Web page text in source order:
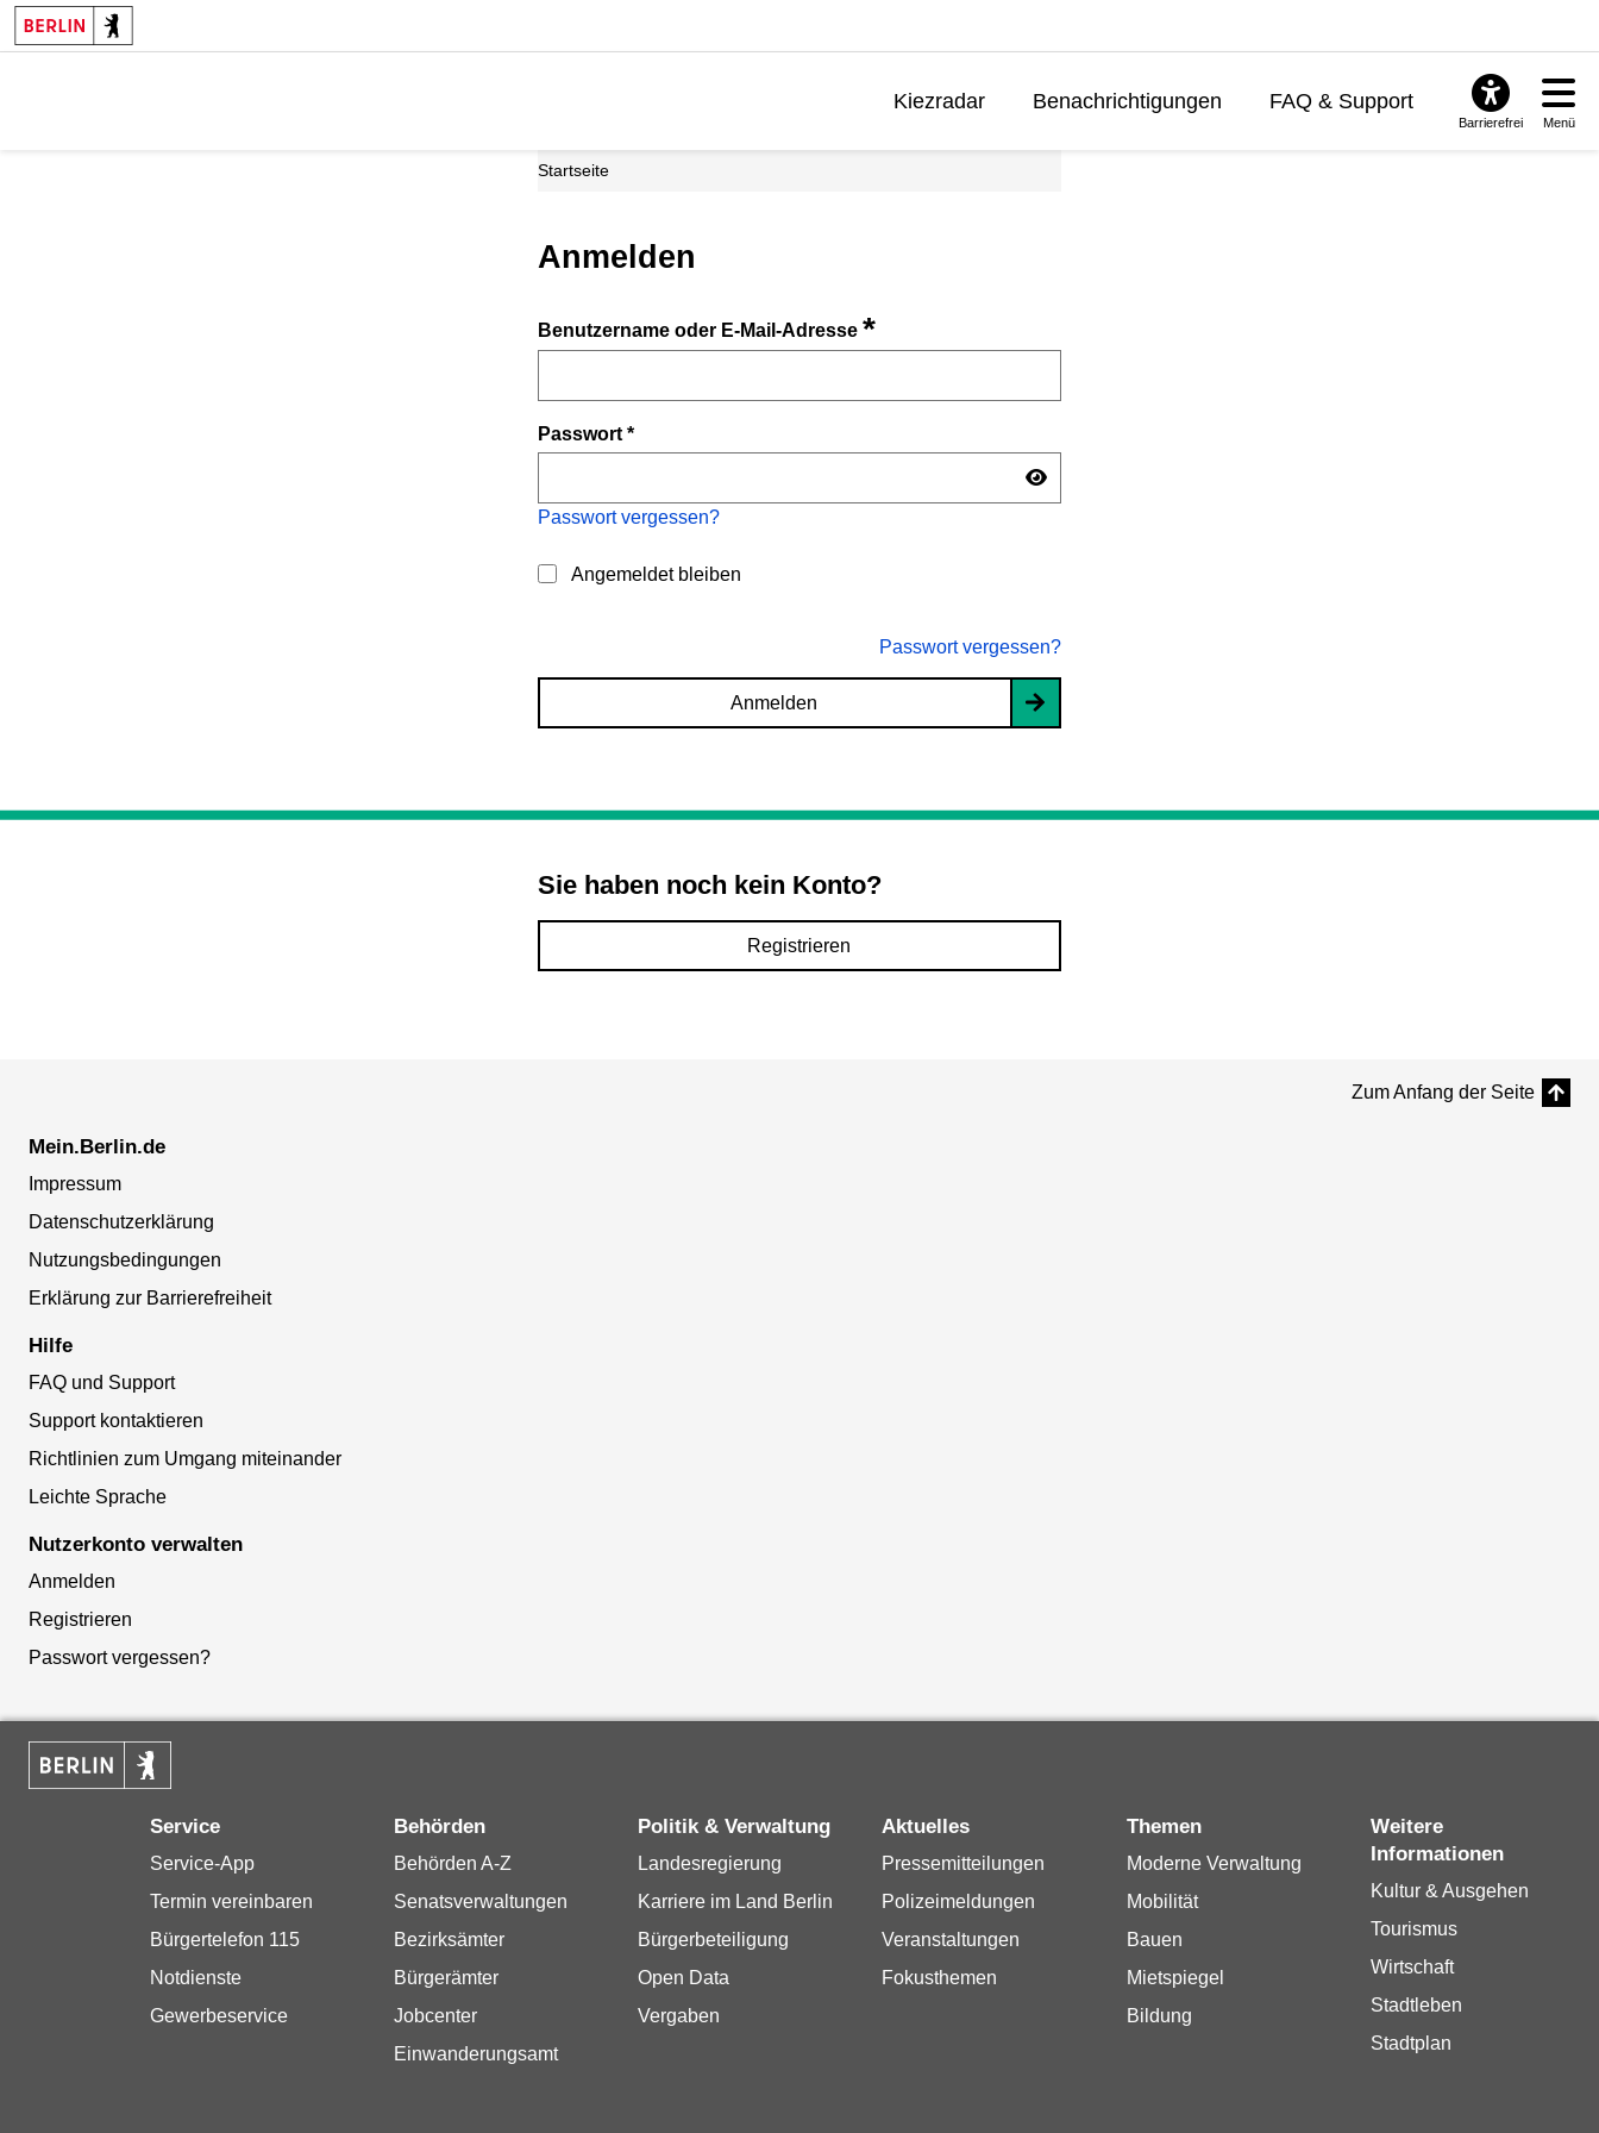
Kiezradar Benachrichtigungen FAQ & Support
Barrierefrei Menü
Startseite
Anmelden
Benutzername oder E-Mail-Adresse*
Passwort*
Passwort vergessen?
Angemeldet bleiben
Passwort vergessen?
Anmelden
Sie haben noch kein Konto?
Registrieren
Zum Anfang der Seite
Mein.Berlin.de
Impressum
Datenschutzerklärung
Nutzungsbedingungen
Erklärung zur Barrierefreiheit
Hilfe
FAQ und Support
Support kontaktieren
Richtlinien zum Umgang miteinander
Leichte Sprache
Nutzerkonto verwalten
Anmelden
Registrieren
Passwort vergessen?
Service
Service-App
Termin vereinbaren
Bürgertelefon 115
Notdienste
Gewerbeservice
Behörden
Behörden A-Z
Senatsverwaltungen
Bezirksämter
Bürgerämter
Jobcenter
Einwanderungsamt
Politik & Verwaltung
Landesregierung
Karriere im Land Berlin
Bürgerbeteiligung
Open Data
Vergaben
Aktuelles
Pressemitteilungen
Polizeimeldungen
Veranstaltungen
Fokusthemen
Themen
Moderne Verwaltung
Mobilität
Bauen
Mietspiegel
Bildung
Weitere
Informationen
Kultur & Ausgehen
Tourismus
Wirtschaft
Stadtleben
Stadtplan